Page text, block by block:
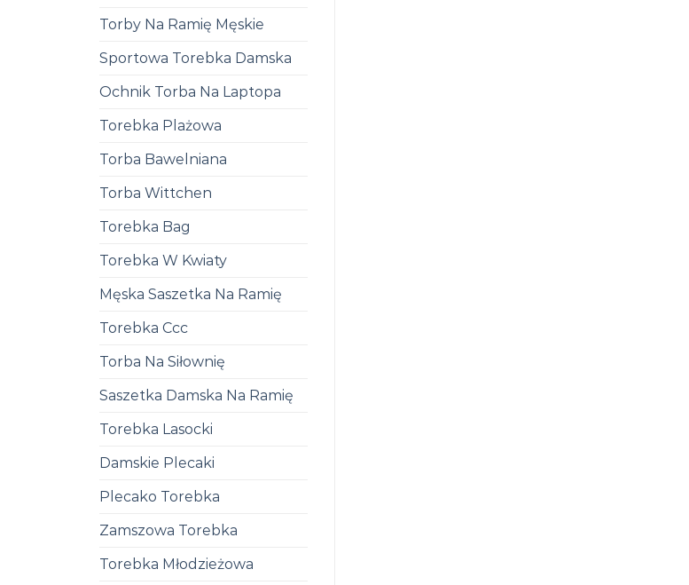
Torby Na Ramię Męskie
Sportowa Torebka Damska
Ochnik Torba Na Laptopa
Torebka Plażowa
Torba Bawelniana
Torba Wittchen
Torebka Bag
Torebka W Kwiaty
Męska Saszetka Na Ramię
Torebka Ccc
Torba Na Siłownię
Saszetka Damska Na Ramię
Torebka Lasocki
Damskie Plecaki
Plecako Torebka
Zamszowa Torebka
Torebka Młodzieżowa